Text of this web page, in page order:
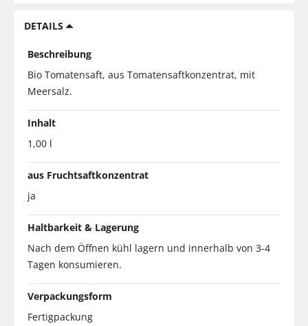
DETAILS
Beschreibung
Bio Tomatensaft, aus Tomatensaftkonzentrat, mit
Meersalz.
Inhalt
1,00 l
aus Fruchtsaftkonzentrat
ja
Haltbarkeit & Lagerung
Nach dem Öffnen kühl lagern und innerhalb von 3-4
Tagen konsumieren.
Verpackungsform
Fertigpackung